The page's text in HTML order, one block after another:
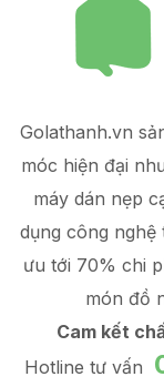
Golathanh.vn
móc hiện đại
máy dán nẹp
dụng công
ưu tới 70% chi
món đồ
Cam kết
Hotline tư vấn